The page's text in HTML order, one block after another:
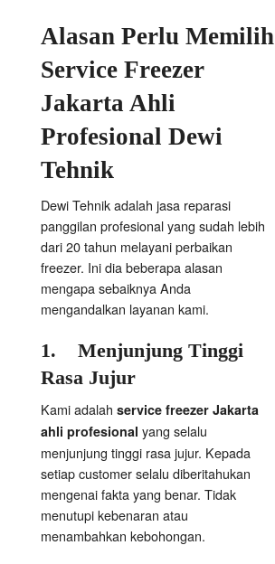
Alasan Perlu Memilih
Service Freezer
Jakarta Ahli
Profesional Dewi
Tehnik
Dewi Tehnik adalah jasa reparasi
panggilan profesional yang sudah lebih
dari 20 tahun melayani perbaikan
freezer. Ini dia beberapa alasan
mengapa sebaiknya Anda
mengandalkan layanan kami.
1. Menjunjung Tinggi
Rasa Jujur
Kami adalah service freezer Jakarta
ahli profesional yang selalu
menjunjung tinggi rasa jujur. Kepada
setiap customer selalu diberitahukan
mengenai fakta yang benar. Tidak
menutupi kebenaran atau
menambahkan kebohongan.